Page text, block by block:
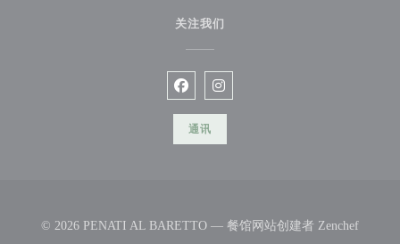
关注我们
Facebook ((在新窗口中打开))
Instagram ((在新窗口中打开))
通讯
© 2026 PENATI AL BARETTO — 餐馆网站创建者 Zenchef((在新